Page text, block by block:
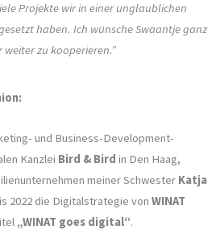
Projekte wir in einer unglaublichen
haben. Ich wünsche Swaantje ganz
zu kooperieren.”
und Business-Development-
Kanzlei Bird & Bird in Den Haag,
meiner Schwester Katja
2022 die Digitalstrategie von WINAT
„WINAT goes digital“.